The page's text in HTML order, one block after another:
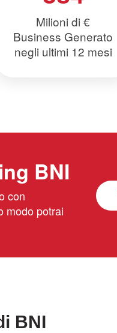
Milioni di €
Business Generato
negli ultimi 12 mesi
BNI
con
modo potrai
BNI